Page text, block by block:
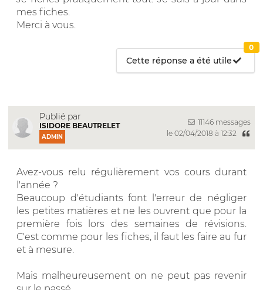
mes fiches.
Merci à vous.
Cette réponse a été utile
0
Publié par
ISIDORE BEAUTRELET
ADMIN
11146 messages
le 02/04/2018 à 12:32
Avez-vous relu régulièrement vos cours durant
l'année ?
Beaucoup d'étudiants font l'erreur de négliger
les petites matières et ne les ouvrent que pour la
première fois lors des semaines de révisions.
C'est comme pour les fiches, il faut les faire au fur
et à mesure.
Mais malheureusement on ne peut pas revenir